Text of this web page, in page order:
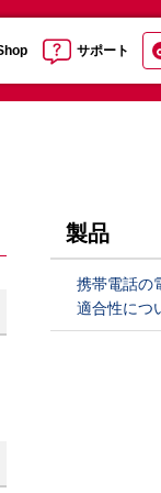
サポート
製品
携帯電話の
適合性につ